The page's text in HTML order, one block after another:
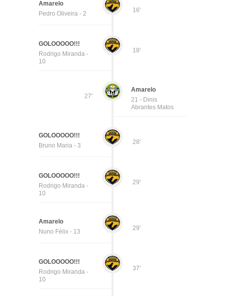
16'
Amarelo
Pedro Oliveira - 2
18'
GOLOOOOO!!!
Rodrigo Miranda -
10
27'
Amarelo
21 - Dinis
Abrantes Matos
28'
GOLOOOOO!!!
Bruno Maria - 3
29'
GOLOOOOO!!!
Rodrigo Miranda -
10
29'
Amarelo
Nuno Félix - 13
37'
GOLOOOOO!!!
Rodrigo Miranda -
10